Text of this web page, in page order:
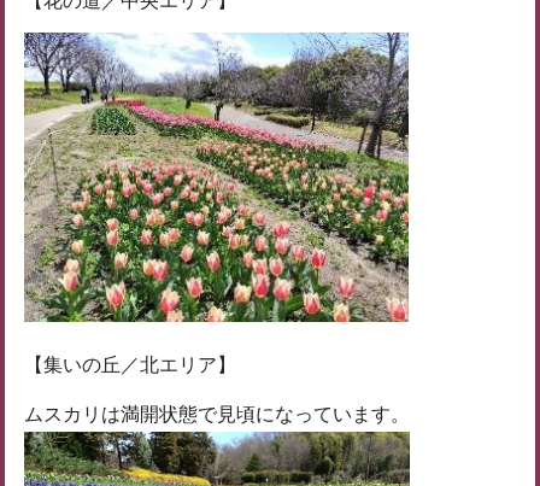
【集いの丘／北エリア】
ムスカリは満開状態で見頃になっています。